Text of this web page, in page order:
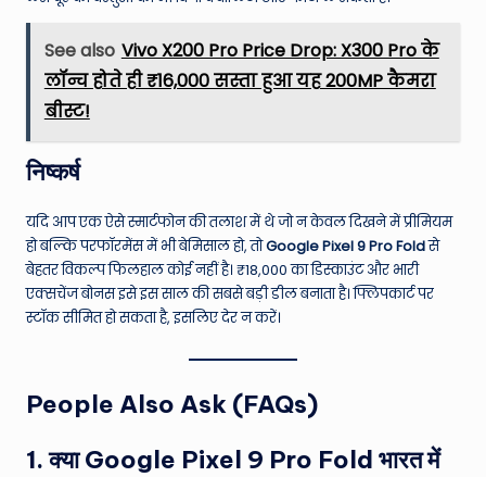
See also Vivo X200 Pro Price Drop: X300 Pro के
लॉन्च होते ही ₹16,000 सस्ता हुआ यह 200MP कैमरा
बीस्ट!
निष्कर्ष
यदि आप एक ऐसे स्मार्टफोन की तलाश में थे जो न केवल दिखने में प्रीमियम
हो बल्कि परफॉरमेंस में भी बेमिसाल हो, तोGoogle Pixel 9 Pro Foldसे
बेहतर विकल्प फिलहाल कोई नहीं है। ₹18,000 का डिस्काउंट और भारी
एक्सचेंज बोनस इसे इस साल की सबसे बड़ी डील बनाता है। फ्लिपकार्ट पर
स्टॉक सीमित हो सकता है, इसलिए देर न करें।
People Also Ask (FAQs)
1. क्या Google Pixel 9 Pro Fold भारत में